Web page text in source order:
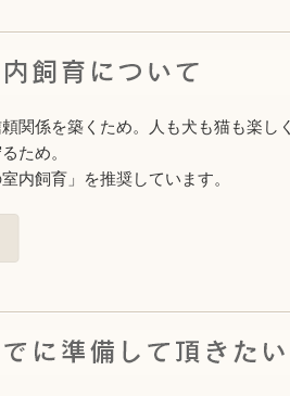
関係を築くため。人も犬も猫も楽し
ため。
内飼育」を推奨しています。